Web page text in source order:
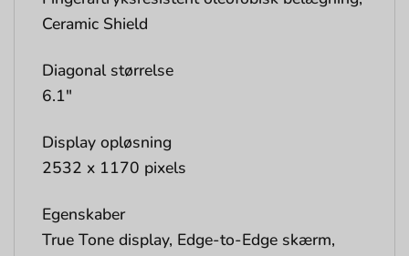
Ceramic Shield
Diagonal størrelse
6.1″
Display opløsning
2532 x 1170 pixels
Egenskaber
True Tone display, Edge-to-Edge skærm,